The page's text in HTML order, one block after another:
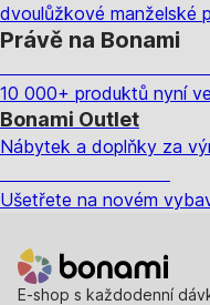
dvoulůžkové manželské
Právě na Bonami
10 000+ produktů nyní
Bonami Outlet
Nábytek a doplňky za
Ušetřete na novém
E-shop s každodenní